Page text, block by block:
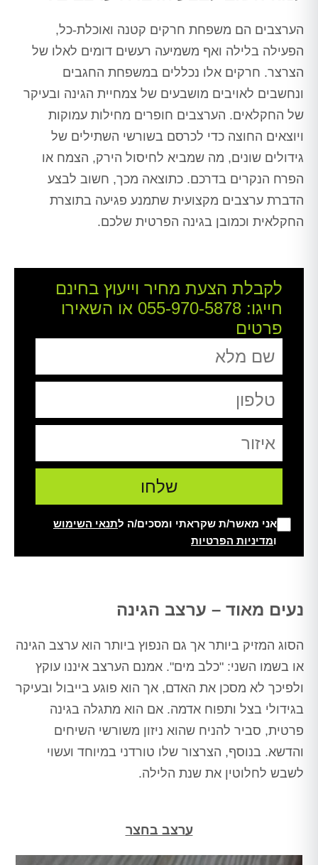
הערצבים הם משפחת חרקים קטנה ואוכלת-כל,
הפעילה בלילה ואף משמיעה רעשים דומים לאלו של
הצרצר. חרקים אלו נכללים במשפחת החגבים
ונחשבים לאויבים מושבעים של צמחיית הגינה ובעיקר
של החקלאים. הערצבים חופרים מחילות עמוקות
ויוצאים החוצה כדי לכרסם בשורשי השתילים של
גידולים שונים, מה שמביא לחיסול הירק, הצמח או
הפרח הנקרים בדרכם. כתוצאה מכך, חשוב לבצע
הדברת ערצבים מקצועית שתמנע פגיעה בתוצרת
החקלאית וכמובן בגינה הפרטית שלכם.
לקבלת הצעת מחיר וייעוץ בחינם
חייגו: 055-970-5878 או השאירו
פרטים
אני מאשר/ת שקראתי ומסכים/ה לתנאי השימוש
ומדיניות הפרטיות
נעים מאוד – ערצב הגינה
הסוג המזיק ביותר אך גם הנפוץ ביותר הוא ערצב הגינה
או בשמו השני: "כלב מים". אמנם הערצב איננו עוקץ
ולפיכך לא מסכן את האדם, אך הוא פוגע בייבול ובעיקר
בגידולי בצל ותפוח אדמה. אם הוא מתגלה בגינה
פרטית, סביר להניח שהוא ניזון משורשי השיחים
והדשא. בנוסף, הצרצור שלו טורדני במיוחד ועשוי
לשבש לחלוטין את שנת הלילה.
ערצב בחצר